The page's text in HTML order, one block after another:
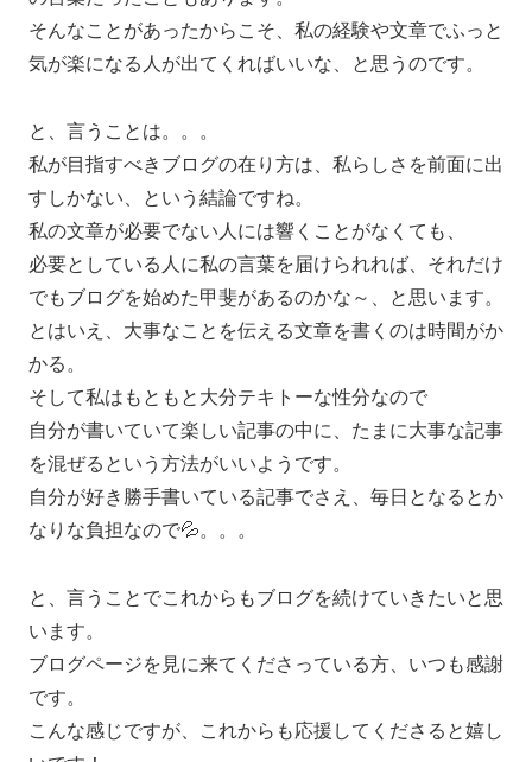
そんなことがあったからこそ、私の経験や文章でふっと
気が楽になる人が出てくればいいな、と思うのです。
と、言うことは。。。
私が目指すべきブログの在り方は、私らしさを前面に出
すしかない、という結論ですね。
私の文章が必要でない人には響くことがなくても、
必要としている人に私の言葉を届けられれば、それだけ
でもブログを始めた甲斐があるのかな～、と思います。
とはいえ、大事なことを伝える文章を書くのは時間がか
かる。
そして私はもともと大分テキトーな性分なので
自分が書いていて楽しい記事の中に、たまに大事な記事
を混ぜるという方法がいいようです。
自分が好き勝手書いている記事でさえ、毎日となるとか
なりな負担なので💦。。。
と、言うことでこれからもブログを続けていきたいと思
います。
ブログページを見に来てくださっている方、いつも感謝
です。
こんな感じですが、これからも応援してくださると嬉し